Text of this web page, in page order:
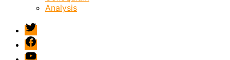
Analysis
twitter
facebook
Youtube